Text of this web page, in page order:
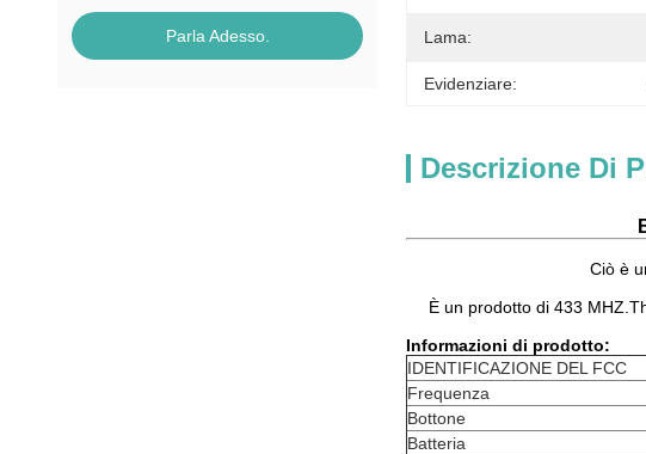
Parla Adesso. Lama:
Evidenziare:
Descrizione Di
Ciò è
È un prodotto di 433
Informazioni di prodotto:
IDENTIFICAZIONE DEL FCC
Frequenza
Bottone
Batteria